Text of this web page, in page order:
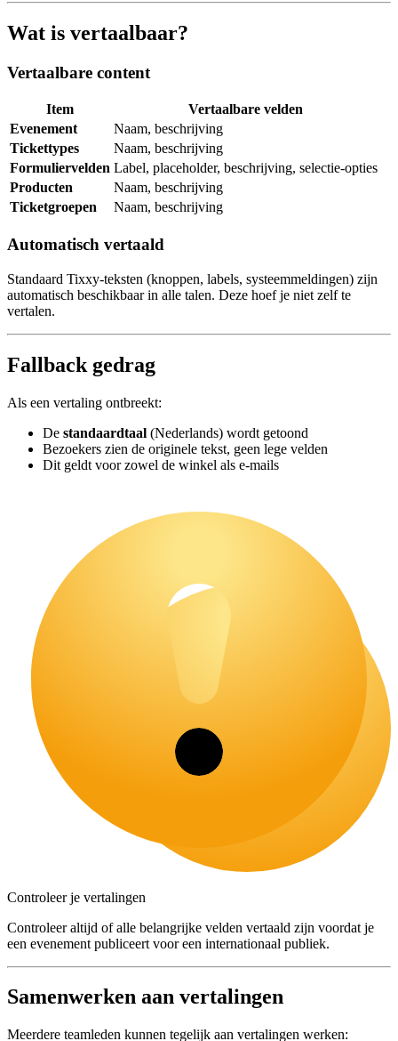
Wat is vertaalbaar?
Vertaalbare content
Item
Vertaalbare velden
Evenement
Naam, beschrijving
Tickettypes
Naam, beschrijving
Formuliervelden Label, placeholder, beschrijving, selectie-opties
Producten
Naam, beschrijving
Ticketgroepen
Naam, beschrijving
Automatisch vertaald
Standaard Tixxy-teksten (knoppen, labels, systeemmeldingen) zijn
automatisch beschikbaar in alle talen. Deze hoef je niet zelf te
vertalen.
Fallback gedrag
Als een vertaling ontbreekt:
De standaardtaal (Nederlands) wordt getoond
Bezoekers zien de originele tekst, geen lege velden
Dit geldt voor zowel de winkel als e-mails
Controleer je vertalingen
Controleer altijd of alle belangrijke velden vertaald zijn voordat je
een evenement publiceert voor een internationaal publiek.
Samenwerken aan vertalingen
Meerdere teamleden kunnen tegelijk aan vertalingen werken: